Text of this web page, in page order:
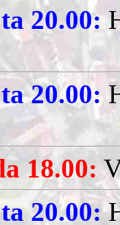
20.00:
20.00:
18.00:
20.00: